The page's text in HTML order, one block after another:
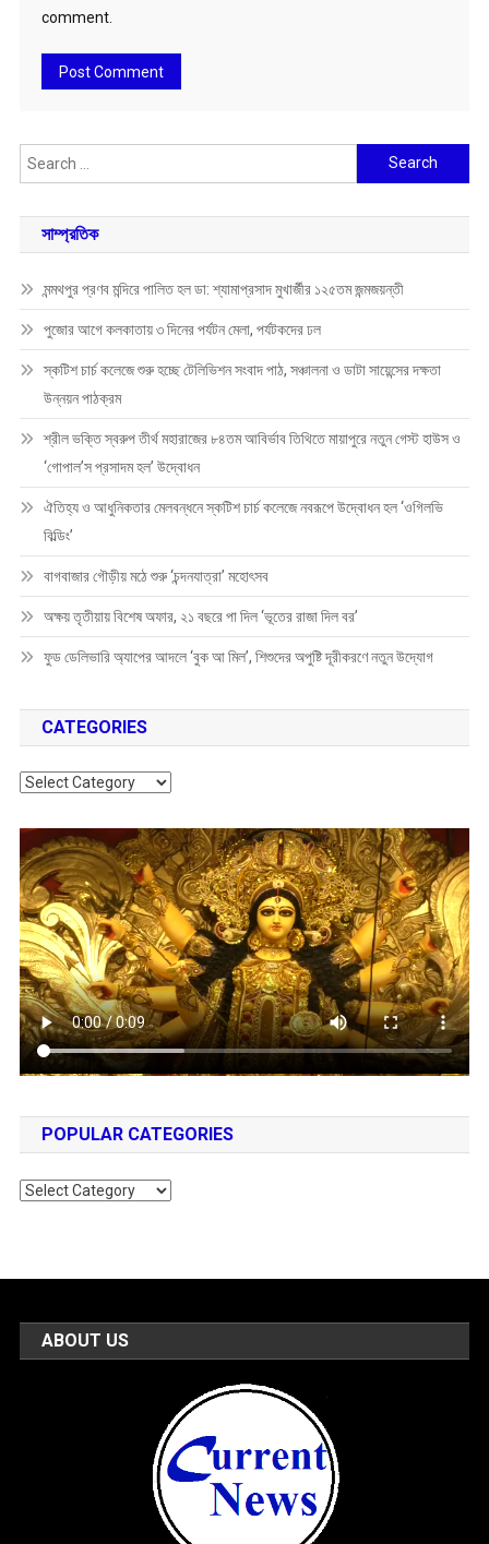
comment.
Search
for:
সাম্প্রতিক
মন্মথপুর প্রণব মন্দিরে পালিত হল ডা: শ্যামাপ্রসাদ মুখার্জীর ১২৫তম জন্মজয়ন্তী
পুজোর আগে কলকাতায় ৩ দিনের পর্যটন মেলা, পর্যটকদের ঢল
স্কটিশ চার্চ কলেজে শুরু হচ্ছে টেলিভিশন সংবাদ পাঠ, সঞ্চালনা ও ডাটা সায়েন্সের দক্ষতা
উন্নয়ন পাঠক্রম
শ্রীল ভক্তি স্বরুপ তীর্থ মহারাজের ৮৪তম আবির্ভাব তিথিতে মায়াপুরে নতুন গেস্ট হাউস ও
‘গোপাল’স প্রসাদম হল’ উদ্বোধন
ঐতিহ্য ও আধুনিকতার মেলবন্ধনে স্কটিশ চার্চ কলেজে নবরূপে উদ্বোধন হল ‘ওগিলভি
বিল্ডিং’
বাগবাজার গৌড়ীয় মঠে শুরু ‘চন্দনযাত্রা’ মহোৎসব
অক্ষয় তৃতীয়ায় বিশেষ অফার, ২১ বছরে পা দিল ‘ভূতের রাজা দিল বর’
ফুড ডেলিভারি অ্যাপের আদলে ‘বুক আ মিল’, শিশুদের অপুষ্টি দূরীকরণে নতুন উদ্যোগ
CATEGORIES
Categories
POPULAR CATEGORIES
Popular
ABOUT US